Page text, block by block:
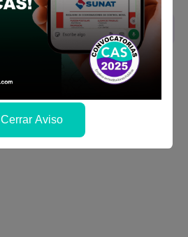
Bases
Cerrar Aviso